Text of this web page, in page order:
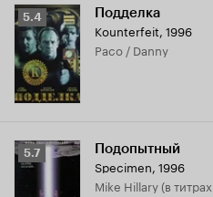
Рейтинг
Кинопоиска
5.4
5.4 Подделка
Kounterfeit, 1996
Paco / Danny
Рейтинг
Кинопоиска
5.7
5.7 Подопытный
Specimen, 1996
Mike Hillary (в